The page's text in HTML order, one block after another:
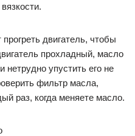
двигатель, чтобы
прохладный, масло
нетрудно упустить его не
фильтр масла,
раз, когда меняете масло.